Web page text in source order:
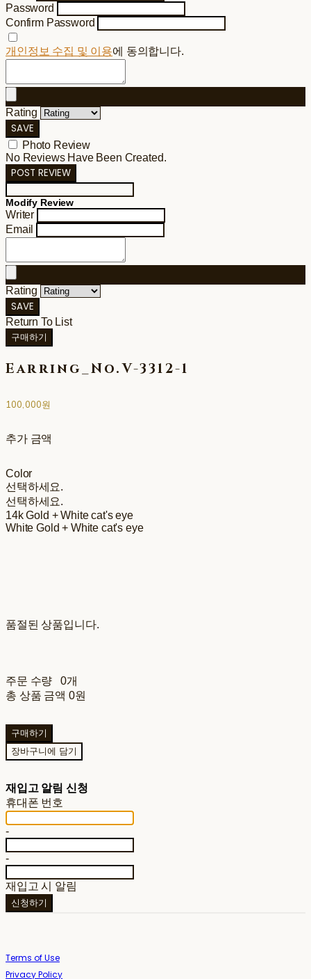
Password
Confirm Password
개인정보 수집 및 이용에 동의합니다.
Rating
SAVE
Photo Review
No Reviews Have Been Created.
POST REVIEW
Modify Review
Writer
Email
Rating
SAVE
Return To List
구매하기
Earring_No.V-3312-1
100,000원
추가 금액
Color
선택하세요.
선택하세요.
14k Gold + White cat's eye
White Gold + White cat's eye
품절된 상품입니다.
주문 수량
0개
총 상품 금액 0원
구매하기
장바구니에 담기
재입고 알림 신청
휴대폰 번호
-
-
재입고 시 알림
신청하기
Terms of Use
Privacy Policy